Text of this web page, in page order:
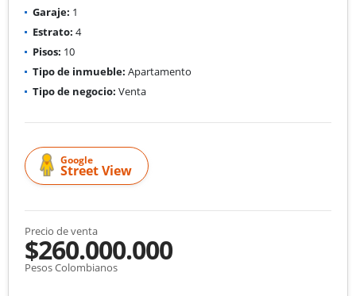
Garaje: 1
Estrato: 4
Pisos: 10
Tipo de inmueble: Apartamento
Tipo de negocio: Venta
Google
Street View
Precio de venta
$260.000.000
Pesos Colombianos